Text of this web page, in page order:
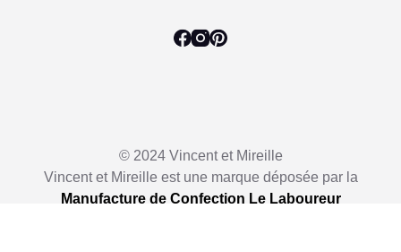
© 2024 Vincent et Mireille
Vincent et Mireille est une marque déposée par la
Manufacture de Confection Le Laboureur